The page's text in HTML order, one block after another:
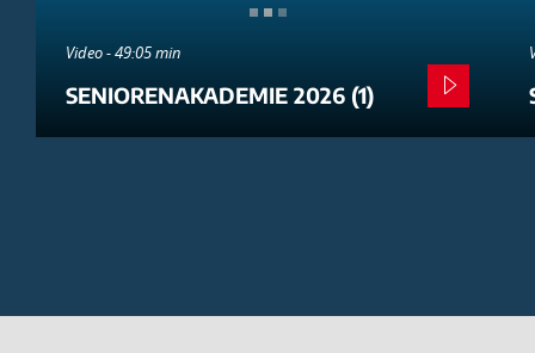
Video - 49:05 min
SENIORENAKADEMIE 2026 (1)